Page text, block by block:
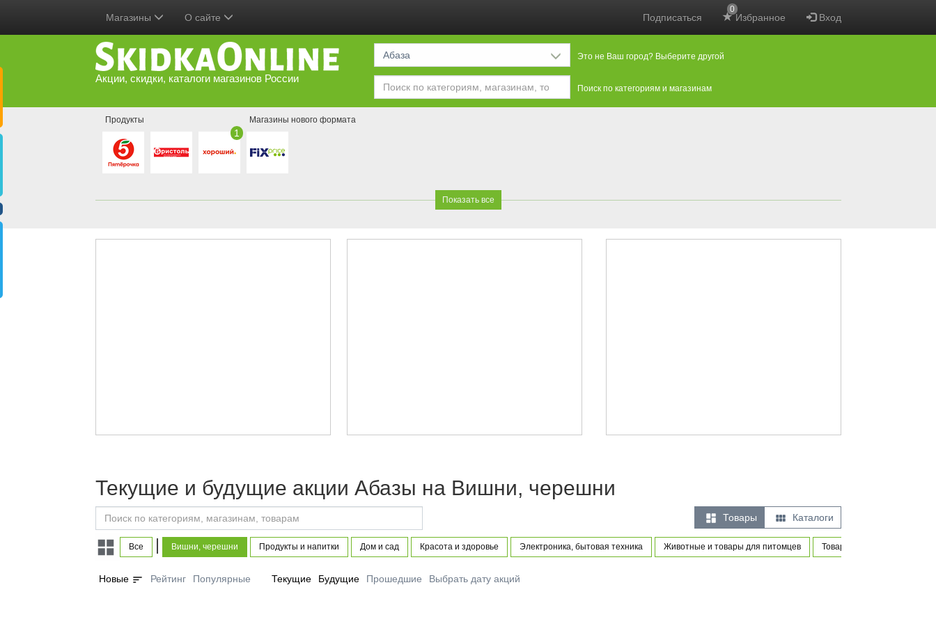
Подписаться Избранное
0
Вход
Магазины О сайте
Акции, скидки, каталоги магазинов России
Абаза Это не Ваш город? Выберите другой
Поиск по категориям и магазинам
Продукты
1
Магазины нового формата
Показать все
Текущие и будущие акции Абазы на Вишни, черешни
 Товары  Каталоги
Все | Вишни, черешни Продукты и напитки Дом и сад Красота и здоровье Электроника, бытовая техника Животные и товары для питомцев Товары для новорожденных
Новые sort Рейтинг Популярные Текущие Будущие Прошедшие Выбрать дату акций